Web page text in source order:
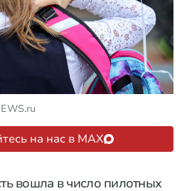
на нас в MAX
вошла в число пилотных